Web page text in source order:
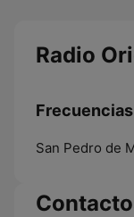
Radio
San Pedro de